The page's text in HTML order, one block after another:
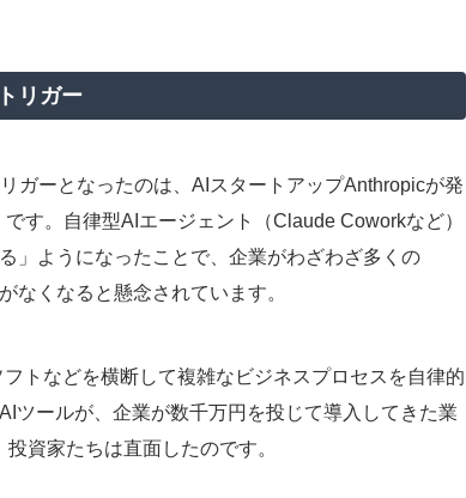
リガー
ガーとなったのは、AIスタートアップAnthropicが発
す。自律型AIエージェント（Claude Coworkなど）
」ようになったことで、企業がわざわざ多くの
なくなると懸念されています。
トなどを横断して複雑なビジネスプロセスを自律的
ツールが、企業が数千万円を投じて導入してきた業
資家たちは直面したのです。